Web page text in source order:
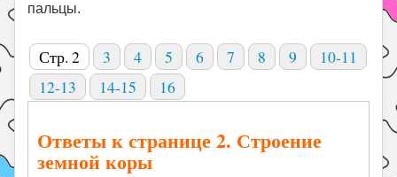
пальцы.
Стр. 2 3 4 5 6 7 8 9
10-11
12-13
14-15 16
Ответы к странице 2. Строение
земной коры